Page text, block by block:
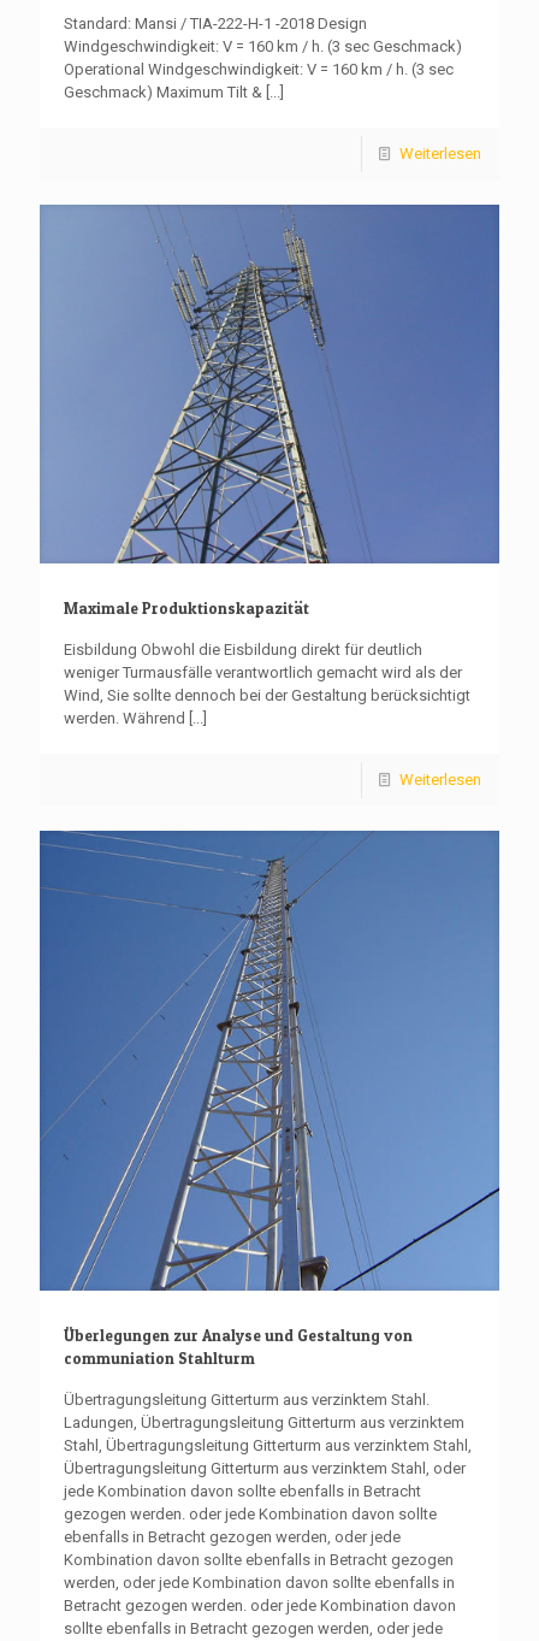
Standard: Mansi / TIA-222-H-1 -2018 Design
Windgeschwindigkeit: V = 160 km / h. (3 sec Geschmack)
Operational Windgeschwindigkeit: V = 160 km / h. (3 sec
Geschmack) Maximum Tilt &
Weiterlesen
Maximale Produktionskapazität
Eisbildung Obwohl die Eisbildung direkt für deutlich
weniger Turmausfälle verantwortlich gemacht wird als der
Wind, Sie sollte dennoch bei der Gestaltung berücksichtigt
werden. Während [...]
Weiterlesen
Überlegungen zur Analyse und Gestaltung von
communiation Stahlturm
Übertragungsleitung Gitterturm aus verzinktem Stahl.
Ladungen, Übertragungsleitung Gitterturm aus verzinktem
Stahl, Übertragungsleitung Gitterturm aus verzinktem Stahl,
Übertragungsleitung Gitterturm aus verzinktem Stahl, oder
jede Kombination davon sollte ebenfalls in Betracht
gezogen werden. oder jede Kombination davon sollte
ebenfalls in Betracht gezogen werden, oder jede
Kombination davon sollte ebenfalls in Betracht gezogen
werden, oder jede Kombination davon sollte ebenfalls in
Betracht gezogen werden. oder jede Kombination davon
sollte ebenfalls in Betracht gezogen werden, oder jede